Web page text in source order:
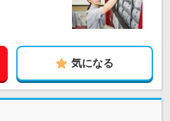
気になる